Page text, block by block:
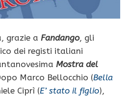
grazie a Fandango, gli
dei registi italiani
Mostra del
Marco Bellocchio (Bella
Ciprì (E’ stato il figlio),